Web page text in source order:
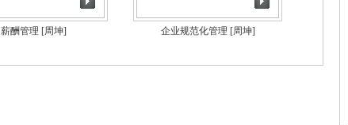
薪酬管理 [周坤] 企业规范化管理 [周坤]